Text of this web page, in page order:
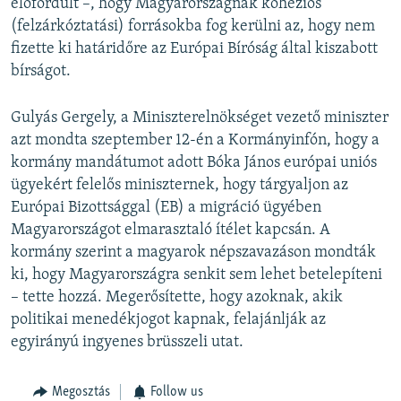
előfordult –, hogy Magyarországnak kohéziós
(felzárkóztatási) forrásokba fog kerülni az, hogy nem
fizette ki határidőre az Európai Bíróság által kiszabott
bírságot.
Gulyás Gergely, a Miniszterelnökséget vezető miniszter
azt mondta szeptember 12-én a Kormányinfón, hogy a
kormány mandátumot adott Bóka János európai uniós
ügyekért felelős miniszternek, hogy tárgyaljon az
Európai Bizottsággal (EB) a migráció ügyében
Magyarországot elmarasztaló ítélet kapcsán. A
kormány szerint a magyarok népszavazáson mondták
ki, hogy Magyarországra senkit sem lehet betelepíteni
– tette hozzá. Megerősítette, hogy azoknak, akik
politikai menedékjogot kapnak, felajánlják az
egyirányú ingyenes brüsszeli utat.
Megosztás Follow us